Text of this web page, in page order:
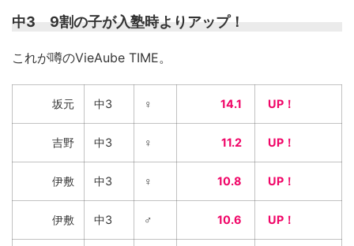
中3 9割の子が入塾時よりアップ！
これが噂のVieAube TIME。
坂元 中3 ♀ 14.1 UP！
吉野 中3 ♀ 11.2 UP！
伊敷 中3 ♀ 10.8 UP！
伊敷 中3 ♂ 10.6 UP！